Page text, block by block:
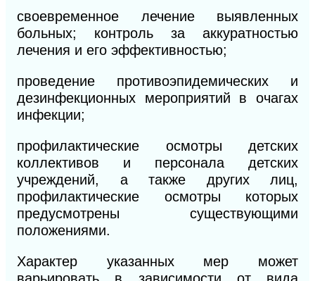
своевременное лечение выявленных
больных; контроль за аккуратностью
лечения и его эффективностью;
проведение противоэпидемических и
дезинфекционных мероприятий в очагах
инфекции;
профилактические осмотры детских
коллективов и персонала детских
учреждений, а также других лиц,
профилактические осмотры которых
предусмотрены существующими
положениями.
Характер указанных мер может